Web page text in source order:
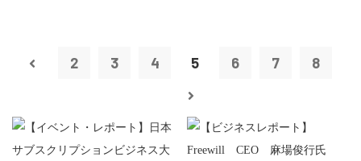
2 3 4 5 6 7 8